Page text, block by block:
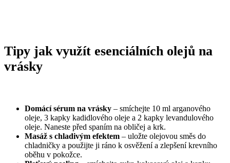
Tipy jak využít esenciálních olejů na
vrásky
Domácí sérum na vrásky – smíchejte 10 ml arganového
oleje, 3 kapky kadidlového oleje a 2 kapky levandulového
oleje. Naneste před spaním na obličej a krk.
Masáž s chladivým efektem – uložte olejovou směs do
chladničky a použijte ji ráno k osvěžení a zlepšení krevního
oběhu v pokožce.